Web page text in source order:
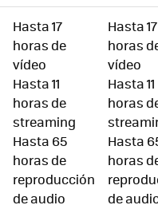
Hasta 17
horas de
vídeo
Hasta 11
horas de
streaming
Hasta 65
horas de
reproducción
de audio
Hasta 17
horas
vídeo
Hasta 11
horas
Hasta
horas
de